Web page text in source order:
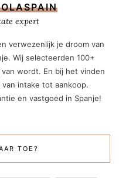
expert
verwezenlijk je droom van
Wij selecteerden 100+
wordt. En bij het vinden
intake tot aankoop.
en vastgoed in Spanje!
TOE?